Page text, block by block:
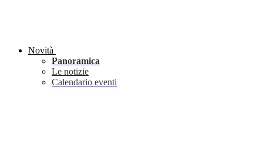
Novità
Panoramica
Le notizie
Calendario eventi